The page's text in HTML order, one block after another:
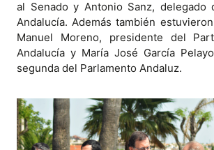
al Senado y Antonio Sanz, delegado
Andalucía. Además también
Manuel Moreno, presidente del
Andalucía y María José García
segunda del Parlamento Andaluz.